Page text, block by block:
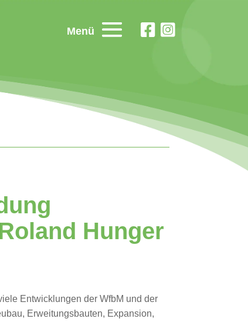
Menü
Hunger
Entwicklungen der WfbM und der
Erweitungsbauten, Expansion,